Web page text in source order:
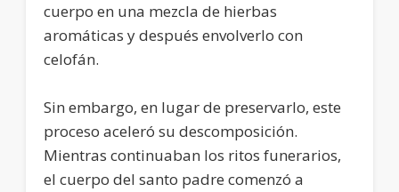
cuerpo en una mezcla de hierbas
aromáticas y después envolverlo con
celofán.
Sin embargo, en lugar de preservarlo, este
proceso aceleró su descomposición.
Mientras continuaban los ritos funerarios,
el cuerpo del santo padre comenzó a